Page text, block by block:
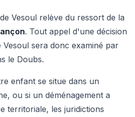
Vesoul relève du ressort de la
. Tout appel d'une décision
sera donc examiné par
le Doubs.
enfant se situe dans un
ou si un déménagement a
territoriale, les juridictions